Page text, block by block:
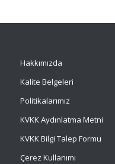
Hakkımızda
Kalite Belgeleri
Politikalarımız
KVKK Aydınlatma Metni
KVKK Bilgi Talep Formu
Çerez Kullanımı